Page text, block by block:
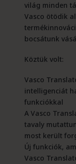
világ minden
Vasco ötödik
bocsátunk
Köztük volt:
Vasco
intelligenciát
funkciókkal
A Vasco
tavaly
most került
Új funkciók,
Vasco